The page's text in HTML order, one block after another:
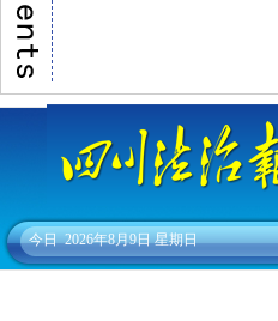
今日 2026年8月9日 星期日